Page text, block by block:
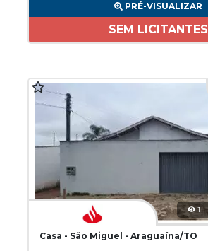
PRÉ-VISUALIZAR
SEM LICITANTES
1
Casa - São Miguel - Araguaína/TO